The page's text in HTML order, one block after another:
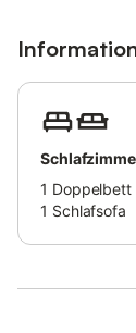
Autominuten
Speranza ist
entfernt.
Das Mitbringen
zusätzliche
Ein Parkplatz
Die Unterkunft
Eigentümer der
1 Doppelbett
1 Schlafsofa